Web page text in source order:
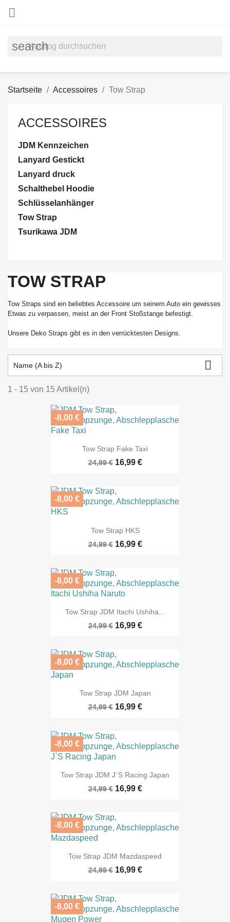

search
Startseite Accessoires Tow Strap
ACCESSOIRES
JDM Kennzeichen
Lanyard Gestickt
Lanyard druck
Schalthebel Hoodie
Schlüsselanhänger
Tow Strap
Tsurikawa JDM
TOW STRAP
TowStraps sind ein beliebtes Accessoire um seinem Auto ein gewisses
Etwas zu verpassen, meist an der Front Stoßstange befestigt.
Unsere Deko Straps gibt es in den verrücktesten Designs.
Name (A bis Z) 
1 - 15 von 15 Artikel(n)
Tow Strap Fake Taxi
24,99 € 16,99 €
-8,00 €
Tow Strap HKS
24,99 € 16,99 €
-8,00 €
Tow Strap JDM Itachi Ushiha...
24,99 € 16,99 €
-8,00 €
Tow Strap JDM Japan
24,99 € 16,99 €
-8,00 €
Tow Strap JDM J`S Racing Japan
24,99 € 16,99 €
-8,00 €
Tow Strap JDM Mazdaspeed
24,99 € 16,99 €
-8,00 €
-8,00 €